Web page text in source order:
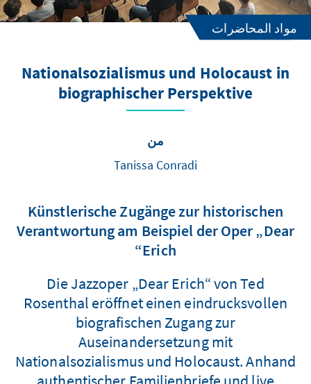
مواد المحاضرات
Nationalsozialismus und Holocaust in
biographischer Perspektive
من
Tanissa Conradi
Künstlerische Zugänge zur historischen
Verantwortung am Beispiel der Oper „Dear
Erich“
Die Jazzoper „Dear Erich“ von Ted
Rosenthal eröffnet einen eindrucksvollen
biografischen Zugang zur
Auseinandersetzung mit
Nationalsozialismus und Holocaust. Anhand